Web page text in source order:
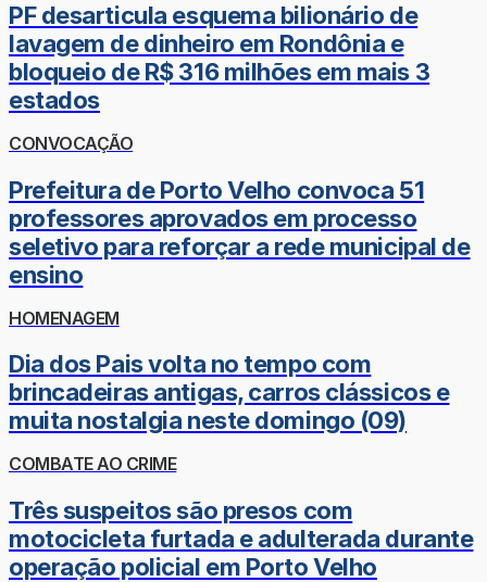
PF desarticula esquema bilionário de
lavagem de dinheiro em Rondônia e
bloqueio de R$ 316 milhões em mais 3
estados
CONVOCAÇÃO
Prefeitura de Porto Velho convoca 51
professores aprovados em processo
seletivo para reforçar a rede municipal de
ensino
HOMENAGEM
Dia dos Pais volta no tempo com
brincadeiras antigas, carros clássicos e
muita nostalgia neste domingo (09)
COMBATE AO CRIME
Três suspeitos são presos com
motocicleta furtada e adulterada durante
operação policial em Porto Velho